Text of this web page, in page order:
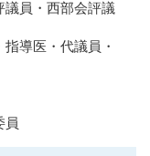
議員・西部会評議
導医・代議員・
員